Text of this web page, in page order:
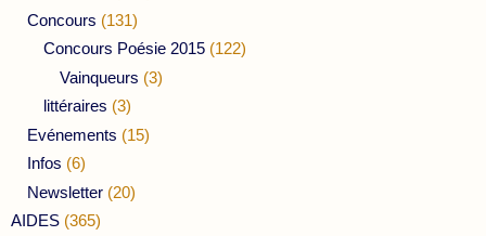
Concours (131)
Concours Poésie 2015 (122)
Vainqueurs (3)
littéraires (3)
Evénements (15)
Infos (6)
Newsletter (20)
AIDES (365)